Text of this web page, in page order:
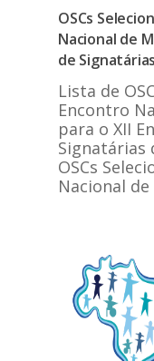
OSCs
Nacional de
de
Lista de
Encontro
para o XII
Signatárias
OSCs
Nacional